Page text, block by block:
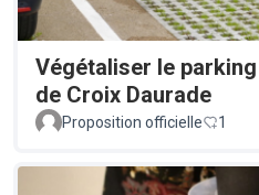
Végétaliser le
de Croix Daurade
Proposition officielle 1